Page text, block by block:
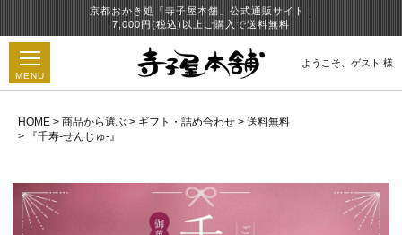
京都おかき処「寺子屋本舗」公式通販サイト |
7,000円(税込)以上ご購入で送料無料
MENU
ようこそ、 ゲスト 様
HOME 商品から選ぶ ギフト・詰め合わせ
送料無料
『千寿-せんじゅ-』